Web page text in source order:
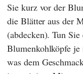
Sie kurz vor der
die Blätter aus der
(abdecken). Tun
Blumenkohlköpfe
was dem